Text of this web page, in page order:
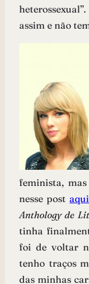
assim e não
feminista,
nesse postaqui
Anthology de
tinha
foi de voltar
tenho traços
das minhas